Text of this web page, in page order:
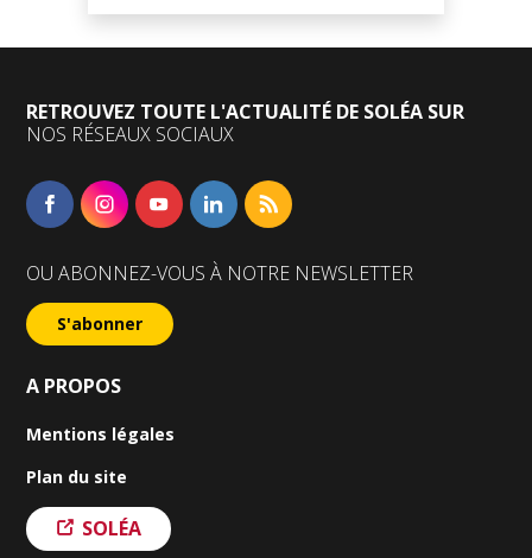
RETROUVEZ TOUTE L'ACTUALITÉ DE SOLÉA SUR
NOS RÉSEAUX SOCIAUX
FacebookInstagramYouTubeLinkedinRSS
OU ABONNEZ-VOUS À NOTRE NEWSLETTER
S'abonner
A PROPOS
Mentions légales
Plan du site
SOLÉA